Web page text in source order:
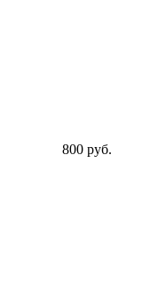
800 руб.